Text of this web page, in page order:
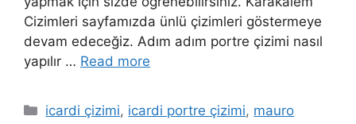
Cizimleri sayfamızda ünlü çizimleri göstermeye
devam edeceğiz. Adım adım portre çizimi nasıl
yapılır … Read more
Categories
icardi çizimi, icardi portre çizimi, mauro